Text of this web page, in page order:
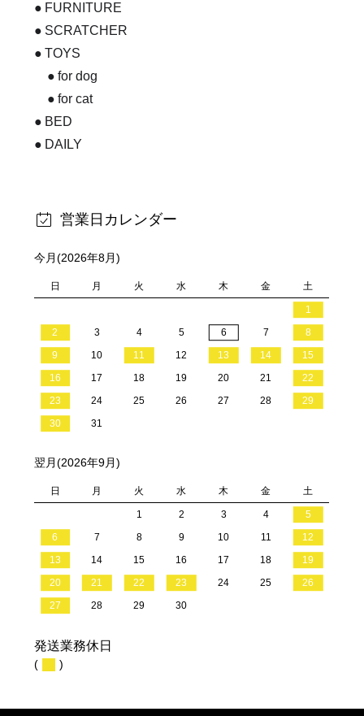
FURNITURE
SCRATCHER
TOYS
for dog
for cat
BED
DAILY
営業日カレンダー
今月(2026年8月)
日 月 火 水 木 金 土
1
2
3 4 5 6 7
8
9
10 11 12 13 14
15
16
17 18 19 20 21
22
23
24 25 26 27 28
29
30
31
翌月(2026年9月)
日 月 火 水 木 金 土
1 2 3 4
5
6
7 8 9 10 11
12
13
14 15 16 17 18
19
20
21 22 23 24 25
26
27
28 29 30
発送業務休日
( )